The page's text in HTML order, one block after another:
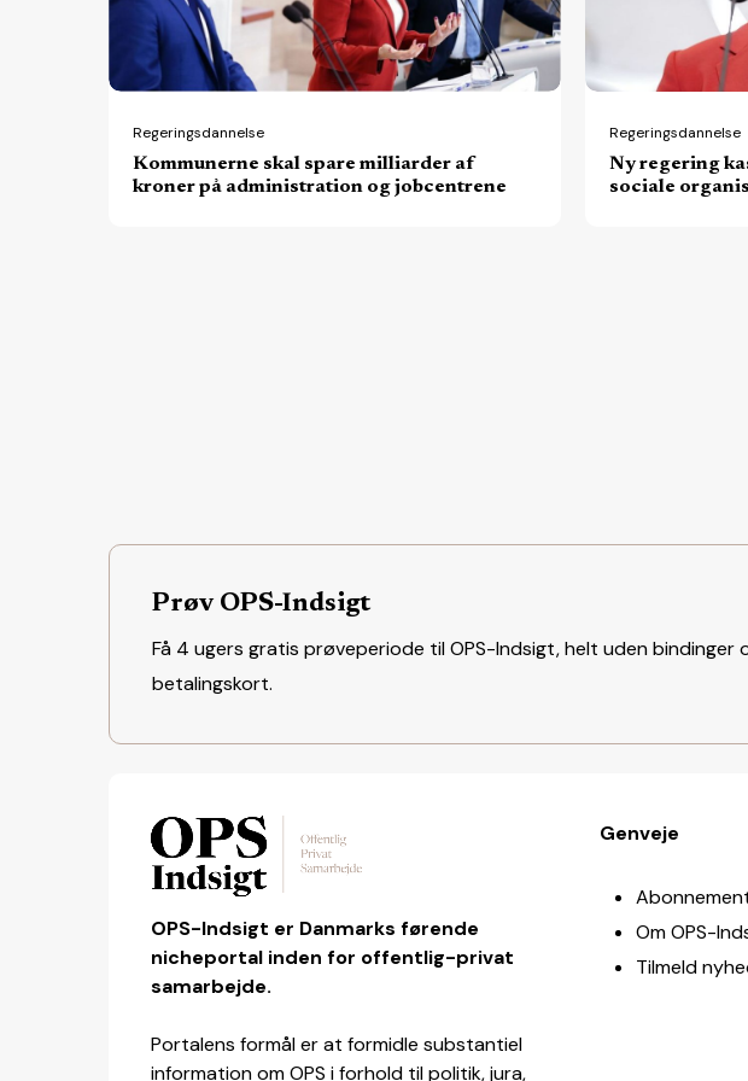
kroner
administration
jobcentrene
Regeringsdannelse
Kommunerne skal spare milliarder af
kroner på administration og jobcentrene
sociale
organisationer
Regeringsdannelse
Ny regering
sociale
Prøv OPS-Indsigt
Få 4 ugers gratis prøveperiode til OPS-Indsigt, helt uden bindinger
betalingskort.
OPS-Indsigt er Danmarks førende
nicheportal inden for offentlig-privat
samarbejde.
Portalens formål er at formidle substantiel
information om OPS i forhold til politik, jura,
Genveje
Om OPS-
Tilmeld